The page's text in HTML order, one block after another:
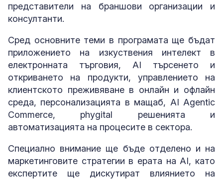
представители на браншови организации и
консултанти.
Сред основните теми в програмата ще бъдат
приложението на изкуствения интелект в
електронната търговия, AI търсенето и
откриването на продукти, управлението на
клиентското преживяване в онлайн и офлайн
среда, персонализацията в мащаб, AI Agentic
Commerce, phygital решенията и
автоматизацията на процесите в сектора.
Специално внимание ще бъде отделено и на
маркетинговите стратегии в ерата на AI, като
експертите ще дискутират влиянието на